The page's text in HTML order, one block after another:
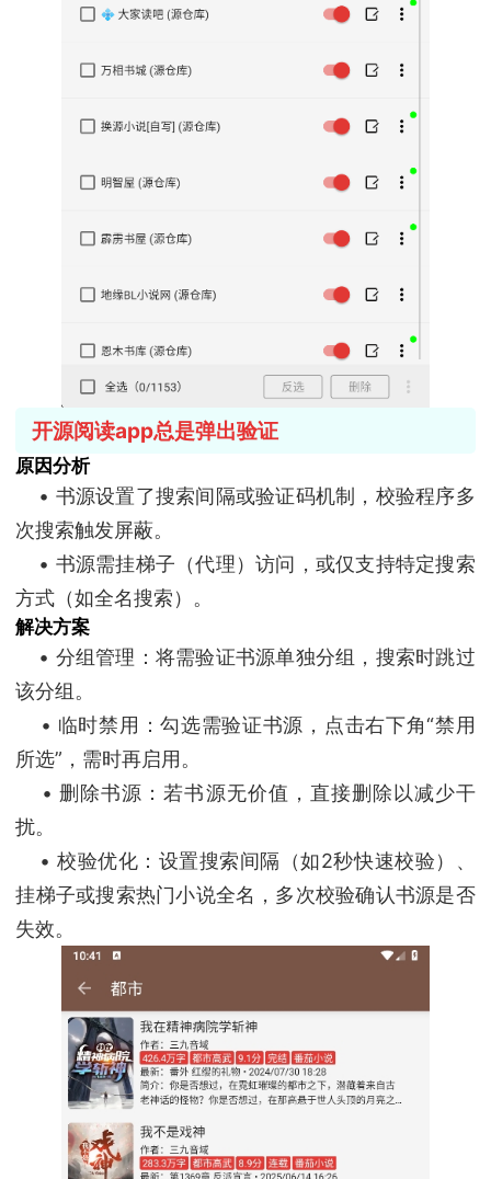
开源阅读app总是弹出验证
原因分析
• 书源设置了搜索间隔或验证码机制，校验程序多
次搜索触发屏蔽。
• 书源需挂梯子（代理）访问，或仅支持特定搜索
方式（如全名搜索）。
解决方案
• 分组管理：将需验证书源单独分组，搜索时跳过
该分组。
• 临时禁用：勾选需验证书源，点击右下角“禁用
所选”，需时再启用。
• 删除书源：若书源无价值，直接删除以减少干
扰。
• 校验优化：设置搜索间隔（如2秒快速校验）、
挂梯子或搜索热门小说全名，多次校验确认书源是否
失效。